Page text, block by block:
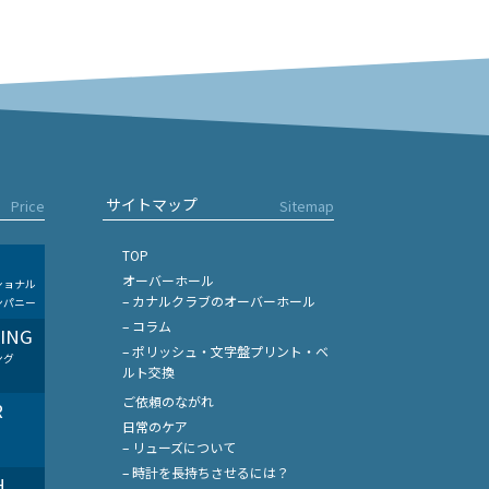
Price
ョナル
パニー
グ
サイトマップ Sitemap
TOP
オーバーホール
– カナルクラブのオーバーホール
– コラム
– ポリッシュ・文字盤プリント・ベ
ルト交換
ご依頼のながれ
日常のケア
– リューズについて
– 時計を長持ちさせるには？